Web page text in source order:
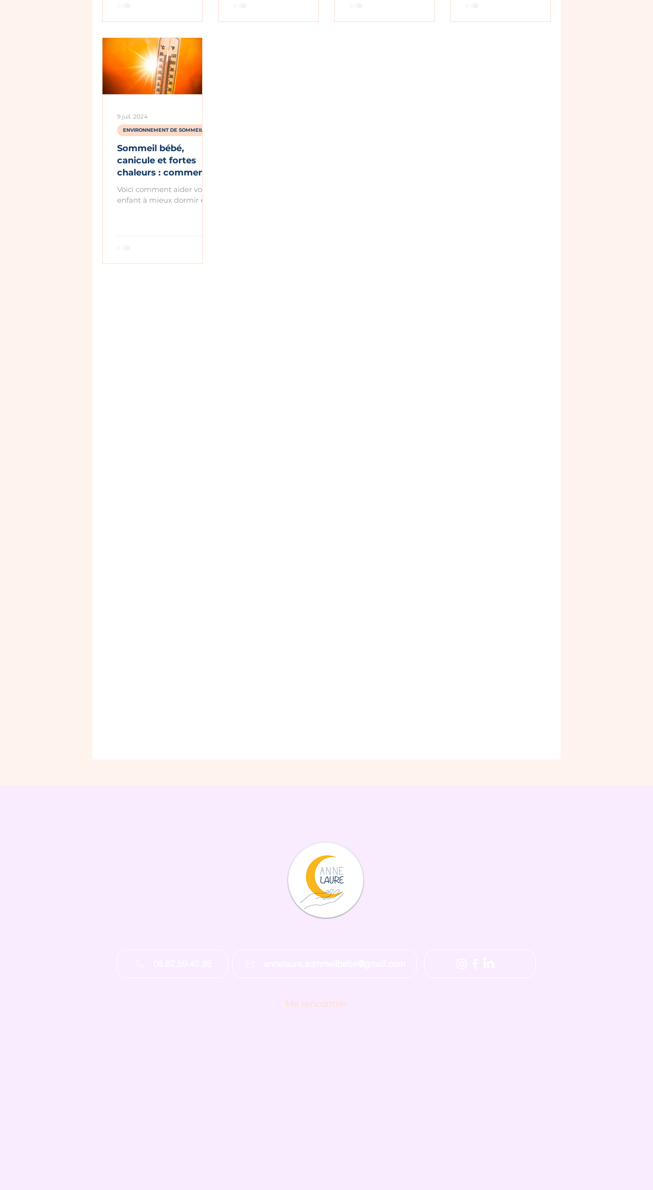
présence… L’arrivée d’un
accentuer ces
perturbations. Découvrez
comment préparer votre
aîné à l’arrivée de bébé 2 et
l’accompagner pour
préserver un sommeil plus
Sommeil bébé,
canicule et fortes
chaleurs : comment
favoriser le sommeil
de votre enfant ?
Voici comment aider votre
enfant à mieux dormir en
ENVIRONNEMENT DE SOMMEIL
9 juil. 2024
Me rencontrer